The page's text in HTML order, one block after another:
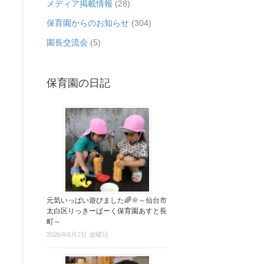
メディア掲載情報 (28)
保育園からのお知らせ(304)
園長交流会 (5)
保育園の日記
元気いっぱい遊びました🌈🌞～仙台市
太白区りっきーぱーく保育園あすと長
町～
2026年8月7日 金曜日